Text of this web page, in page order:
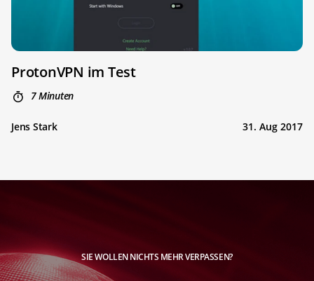
ProtonVPN im Test
7 Minuten
Jens Stark 31. Aug 2017
SIE WOLLEN NICHTS MEHR VERPASSEN?